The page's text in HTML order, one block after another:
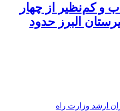
و کم‌نظیر از چهار
البرز حدود